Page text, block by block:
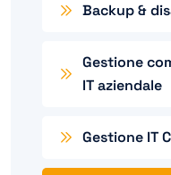
Backup &
Gestione
IT aziendale
Gestione IT